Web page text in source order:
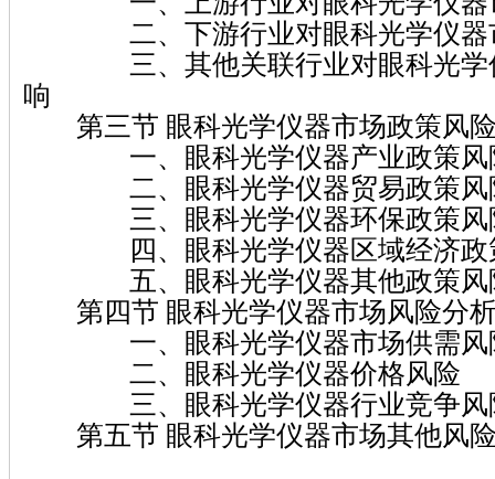
二、下游行业对眼科光学仪器
三、其他关联行业对眼科光学
响
第三节 眼科光学仪器市场政策风
一、眼科光学仪器产业政策风
二、眼科光学仪器贸易政策风
三、眼科光学仪器环保政策风
四、眼科光学仪器区域经济政
五、眼科光学仪器其他政策风
第四节 眼科光学仪器市场风险分
一、眼科光学仪器市场供需风
二、眼科光学仪器价格风险
三、眼科光学仪器行业竞争风
第五节 眼科光学仪器市场其他风